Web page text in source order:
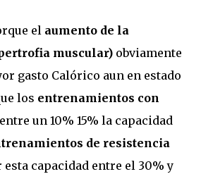
el aumento de la
muscular) obviamente
gasto Calórico aun en estado
los entrenamientos con
un 10% 15% la capacidad
de resistencia
esta capacidad entre el 30% y